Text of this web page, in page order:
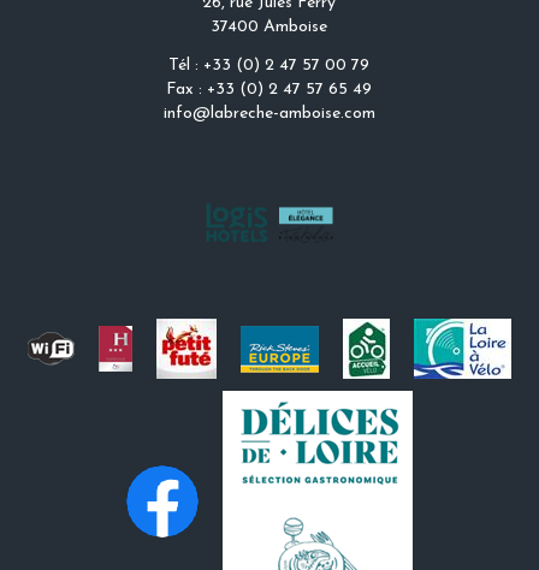
37400 Amboise
Tél : +33 (0) 2 47 57 00 79
Fax : +33 (0) 2 47 57 65 49
info@labreche-amboise.com